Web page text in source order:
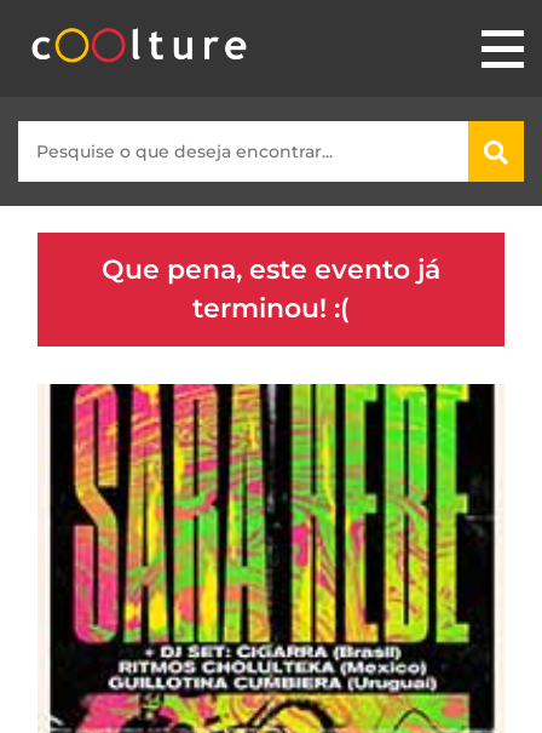
Que pena, este evento já
terminou! :(